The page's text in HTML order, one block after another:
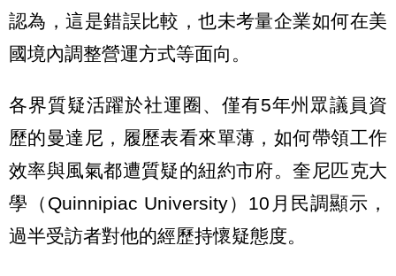
認為，這是錯誤比較，也未考量企業如何在美
國境內調整營運方式等面向。
各界質疑活躍於社運圈、僅有5年州眾議員資
歷的曼達尼，履歷表看來單薄，如何帶領工作
效率與風氣都遭質疑的紐約市府。奎尼匹克大
學（Quinnipiac University）10月民調顯示，
過半受訪者對他的經歷持懷疑態度。